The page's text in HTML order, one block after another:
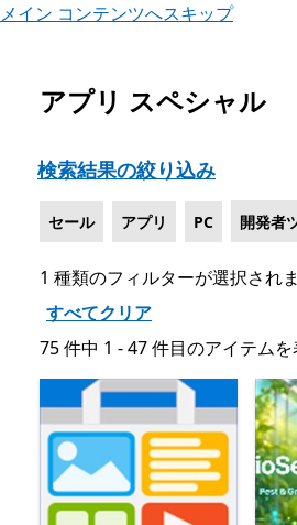
メイン コンテンツへスキップ
Microsoft.com をリスト
アプリ スペシャル
検索結果の絞り込み
セール アプリ PC 開発者
1 種類のフィルターが選択され
すべてクリア
75 件中 1 - 47 件目のアイテムを
75 件中 1 - 47 件目のアイテムを